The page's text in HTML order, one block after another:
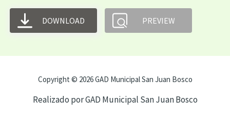
DOWNLOAD PREVIEW
Copyright © 2026 GAD Municipal San Juan Bosco
Realizado por GAD Municipal San Juan Bosco